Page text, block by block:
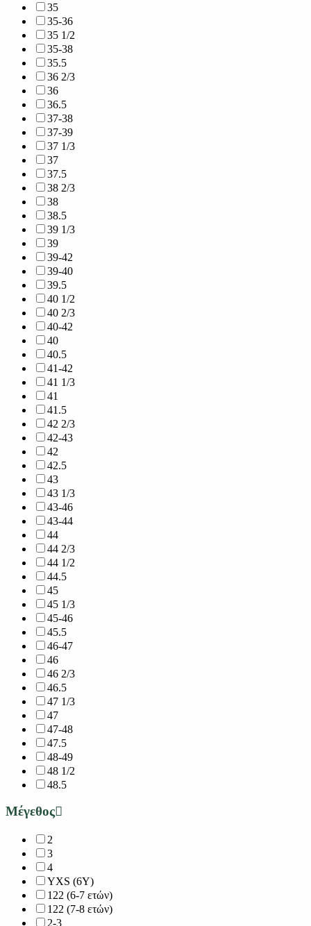
35
35-36
35 1/2
35-38
35.5
36 2/3
36
36.5
37-38
37-39
37 1/3
37
37.5
38 2/3
38
38.5
39 1/3
39
39-42
39-40
39.5
40 1/2
40 2/3
40-42
40
40.5
41-42
41 1/3
41
41.5
42 2/3
42-43
42
42.5
43
43 1/3
43-46
43-44
44
44 2/3
44 1/2
44.5
45
45 1/3
45-46
45.5
46-47
46
46 2/3
46.5
47 1/3
47
47-48
47.5
48-49
48 1/2
48.5
Μέγεθος
2
3
4
YXS (6Y)
122 (6-7 ετών)
122 (7-8 ετών)
2-3